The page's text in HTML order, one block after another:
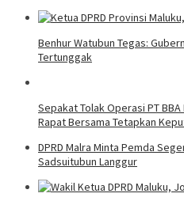
Benhur Watubun Tegas:
Tertunggak
Sepakat Tolak Operasi PT
Rapat Bersama Tetapkan
DPRD Malra Minta Pemda
Sadsuitubun Langgur